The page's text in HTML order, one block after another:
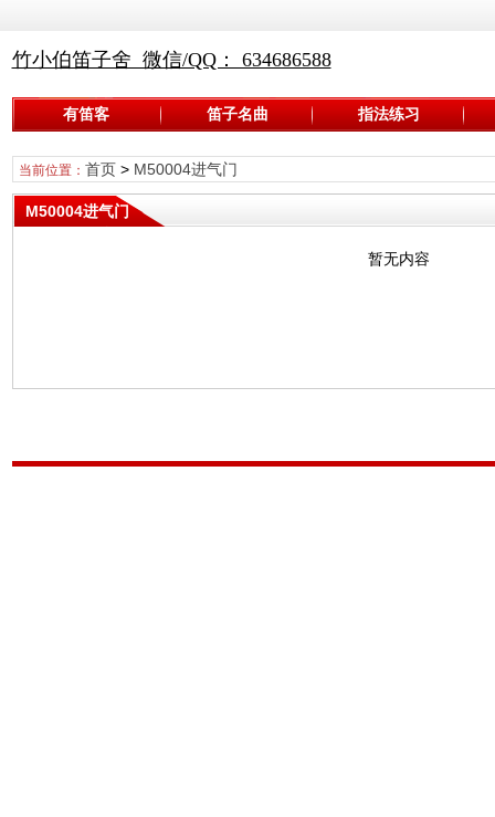
竹小伯笛子舍 微信/QQ： 634686588
有笛客 笛子名曲 指法练习
当前位置： 首页> M50004进气门
M50004进气门
暂无内容